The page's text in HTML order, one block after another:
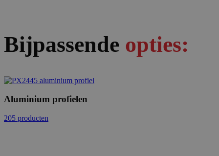
Bijpassende opties:
Aluminium profielen
205 producten